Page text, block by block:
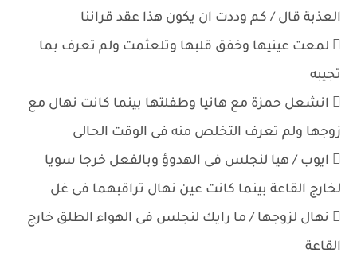
العذبة قال / كم وددت ان يكون هذا عقد قراننا
 لمعت عينيها وخفق قلبها وتلعثمت ولم تعرف بما
تجيبه
 انشعل حمزة مع هانيا وطفلتها بينما كانت نهال مع
زوجها ولم تعرف التخلص منه فى الوقت الحالى
 ايوب / هيا لنجلس فى الهدوؤ وبالفعل خرجا سويا
لخارج القاعة بينما كانت عين نهال تراقبهما فى غل
 نهال لزوجها / ما رايك لنجلس فى الهواء الطلق خارج
القاعة